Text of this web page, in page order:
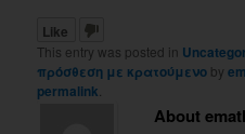
Like
This entry was posted in
πρόσθεση με κρατούμενο by
permalink
About